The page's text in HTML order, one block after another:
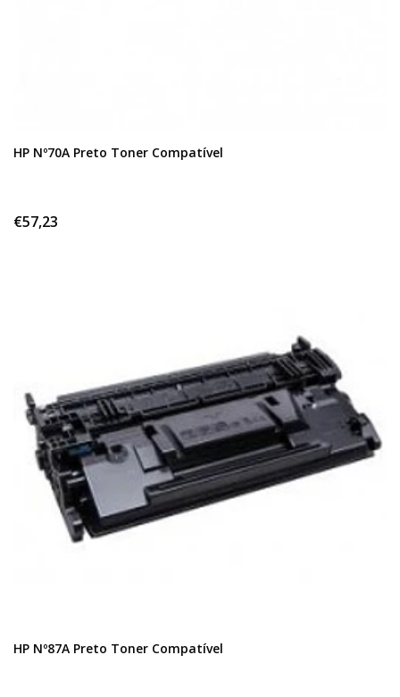
HP Nº70A Preto Toner Compatível
€57,23
HP Nº87A Preto Toner Compatível